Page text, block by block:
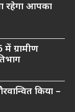
रहेगा आपका
ग्रामीण
किया –